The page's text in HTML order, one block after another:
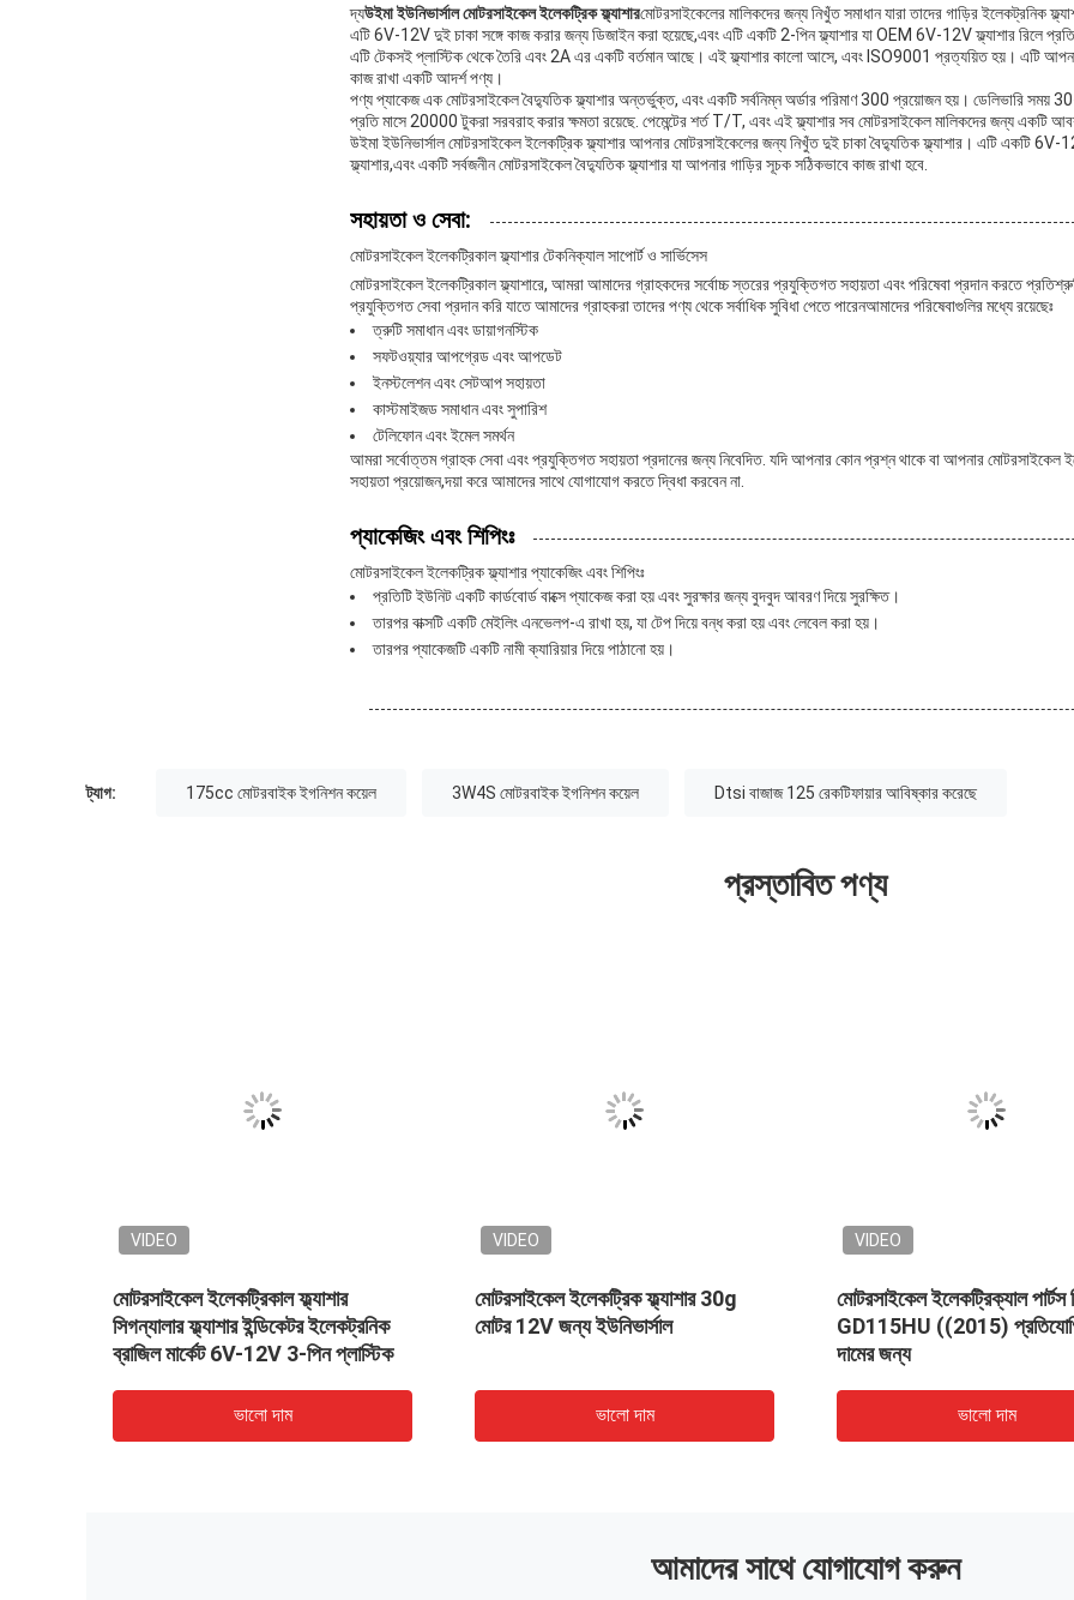
দ্যউইমা ইউনিভার্সাল মোটরসাইকেল ইলেকট্রিক ফ্ল্যাশারমোটরসাইকেলের মালিকদের জন্য নিখুঁত সমাধান যারা তাদের গাড়ির ইলেকট্রনিক
এটি 6V-12V দুই চাকা সঙ্গে কাজ করার জন্য ডিজাইন করা হয়েছে,এবং এটি একটি 2-পিন ফ্ল্যাশার যা OEM 6V-12V ফ্ল্যাশার রিলে
এটি টেকসই প্লাস্টিক থেকে তৈরি এবং 2A এর একটি বর্তমান আছে। এই ফ্ল্যাশার কালো আসে, এবং ISO9001 প্রত্যয়িত হয়। এটি
কাজ রাখা একটি আদর্শ পণ্য।
পণ্য প্যাকেজ এক মোটরসাইকেল বৈদ্যুতিক ফ্ল্যাশার অন্তর্ভুক্ত, এবং একটি সর্বনিম্ন অর্ডার পরিমাণ 300 প্রয়োজন হয়। ডেলিভারি সময়
প্রতি মাসে 20000 টুকরা সরবরাহ করার ক্ষমতা রয়েছে. পেমেন্টের শর্ত T/T, এবং এই ফ্ল্যাশার সব মোটরসাইকেল মালিকদের জন্য একটি
উইমা ইউনিভার্সাল মোটরসাইকেল ইলেকট্রিক ফ্ল্যাশার আপনার মোটরসাইকেলের জন্য নিখুঁত দুই চাকা বৈদ্যুতিক ফ্ল্যাশার। এটি একটি 6V-
ফ্ল্যাশার,এবং একটি সর্বজনীন মোটরসাইকেল বৈদ্যুতিক ফ্ল্যাশার যা আপনার গাড়ির সূচক সঠিকভাবে কাজ রাখা হবে.
সহায়তা ও সেবা:
মোটরসাইকেল ইলেকট্রিকাল ফ্ল্যাশার টেকনিক্যাল সাপোর্ট ও সার্ভিসেস
মোটরসাইকেল ইলেকট্রিকাল ফ্ল্যাশারে, আমরা আমাদের গ্রাহকদের সর্বোচ্চ স্তরের প্রযুক্তিগত সহায়তা এবং পরিষেবা প্রদান করতে
প্রযুক্তিগত সেবা প্রদান করি যাতে আমাদের গ্রাহকরা তাদের পণ্য থেকে সর্বাধিক সুবিধা পেতে পারেনআমাদের পরিষেবাগুলির মধ্যে রয়েছেঃ
ত্রুটি সমাধান এবং ডায়াগনস্টিক
সফটওয়্যার আপগ্রেড এবং আপডেট
ইনস্টলেশন এবং সেটআপ সহায়তা
কাস্টমাইজড সমাধান এবং সুপারিশ
টেলিফোন এবং ইমেল সমর্থন
আমরা সর্বোত্তম গ্রাহক সেবা এবং প্রযুক্তিগত সহায়তা প্রদানের জন্য নিবেদিত. যদি আপনার কোন প্রশ্ন থাকে বা আপনার মোটরসাইকেল
সহায়তা প্রয়োজন,দয়া করে আমাদের সাথে যোগাযোগ করতে দ্বিধা করবেন না.
প্যাকেজিং এবং শিপিংঃ
মোটরসাইকেল ইলেকট্রিক ফ্ল্যাশার প্যাকেজিং এবং শিপিংঃ
প্রতিটি ইউনিট একটি কার্ডবোর্ড বাক্সে প্যাকেজ করা হয় এবং সুরক্ষার জন্য বুদবুদ আবরণ দিয়ে সুরক্ষিত।
তারপর বাক্সটি একটি মেইলিং এনভেলপ-এ রাখা হয়, যা টেপ দিয়ে বন্ধ করা হয় এবং লেবেল করা হয়।
তারপর প্যাকেজটি একটি নামী ক্যারিয়ার দিয়ে পাঠানো হয়।
ট্যাগ: 175cc মোটরবাইক ইগনিশন কয়েল 3W4S মোটরবাইক ইগনিশন কয়েল Dtsi বাজাজ 125 রেকটিফায়ার আবিষ্কার করেছে
প্রস্তাবিত পণ্য
VIDEO
মোটরসাইকেল ইলেকট্রিকাল ফ্ল্যাশার
সিগন্যালার ফ্ল্যাশার ইন্ডিকেটর ইলেকট্রনিক
ব্রাজিল মার্কেট 6V-12V 3-পিন প্লাস্টিক
ভালো দাম
VIDEO
মোটরসাইকেল ইলেকট্রিক ফ্ল্যাশার 30g
মোটর 12V জন্য ইউনিভার্সাল
ভালো দাম
VIDEO
মোটরসাইকেল ইলেকট্রিক্যাল
GD115HU ((2015)
দামের জন্য
ভালো দাম
আমাদের সাথে যোগাযোগ করুন